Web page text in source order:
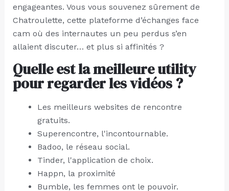
engageantes. Vous vous souvenez sûrement de
Chatroulette, cette plateforme d’échanges face
cam où des internautes un peu perdus s’en
allaient discuter… et plus si affinités ?
Quelle est la meilleure utility
pour regarder les vidéos ?
Les meilleurs websites de rencontre
gratuits.
Superencontre, l'incontournable.
Badoo, le réseau social.
Tinder, l'application de choix.
Happn, la proximité
Bumble, les femmes ont le pouvoir.